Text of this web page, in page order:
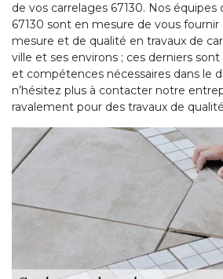
de vos carrelages 67130. Nos équipes
67130 sont en mesure de vous
mesure et de qualité en travaux de
ville et ses environs ; ces derniers
et compétences nécessaires dans le
n’hésitez plus à contacter notre
ravalement pour des travaux de